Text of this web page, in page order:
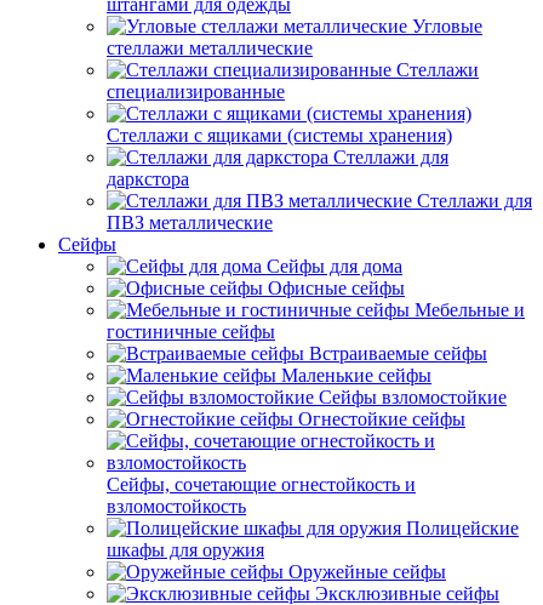
штангами для одежды
Угловые
стеллажи металлические
Стеллажи
специализированные
Стеллажи с ящиками (системы хранения)
Стеллажи для
даркстора
Стеллажи для
ПВЗ металлические
Сейфы
Сейфы для дома
Офисные сейфы
Мебельные и
гостиничные сейфы
Встраиваемые сейфы
Маленькие сейфы
Сейфы взломостойкие
Огнестойкие сейфы
Сейфы, сочетающие огнестойкость и
взломостойкость
Полицейские
шкафы для оружия
Оружейные сейфы
Эксклюзивные сейфы